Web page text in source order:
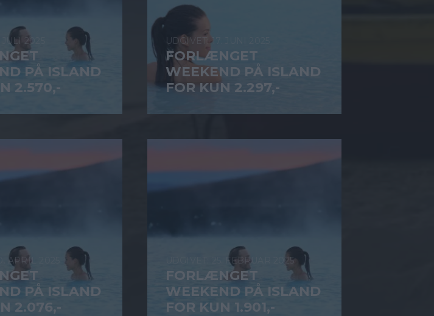
JULI 2025
PÅ ISLAND
2.570,-
17. JUNI 2025
FORLÆNGET
WEEKEND PÅ ISLAND
FOR KUN 2.297,-
APRIL 2025
PÅ ISLAND
2.076,-
25. FEBRUAR 2025
FORLÆNGET
WEEKEND PÅ ISLAND
FOR KUN 1.901,-